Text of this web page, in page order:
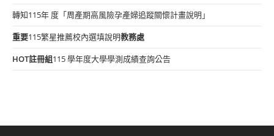
轉知115年 度「周產期高風險孕產婦追蹤關懷計畫說明」
重要115繁星推薦校內選填說明教務處
HOT註冊組115 學年度大學學測成績查詢公告